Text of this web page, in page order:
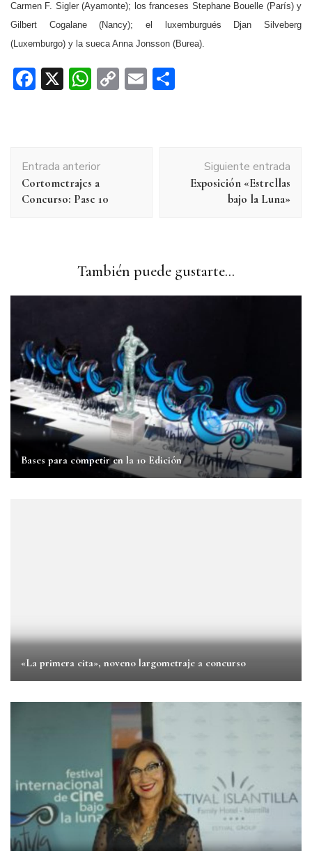
Carmen F. Sigler (Ayamonte); los franceses Stephane Bouelle (París) y
Gilbert Cogalane (Nancy); el luxemburgués Djan Silveberg
(Luxemburgo) y la sueca Anna Jonsson (Burea).
Facebook
X WhatsApp
CopyEmail
de
entradas
Entrada anterior
Cortometrajes a
Concurso: Pase 10
Siguiente entrada
Exposición «Estrellas
bajo la Luna»
También puede gustarte...
Bases para competir en la 10 Edición
«La primera cita», noveno largometraje a concurso